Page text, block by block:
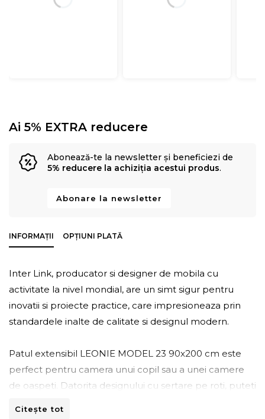
Ai 5% EXTRA reducere
Abonează-te la newsletter și beneficiezi de
5% reducere la achiziția acestui produs.
Abonare la newsletter
INFORMAȚII OPȚIUNI PLATĂ
Inter Link, producator si designer de mobila cu
activitate la nivel mondial, are un simt sigur pentru
inovatii si proiecte practice, care impresioneaza prin
standardele inalte de calitate si designul modern.
Patul extensibil LEONIE MODEL 23 90x200 cm este
perfect pentru camera unui copil sau a unei camere
de oaspeti. Datorita designului cu sertare pe roti, puteti
Citește tot